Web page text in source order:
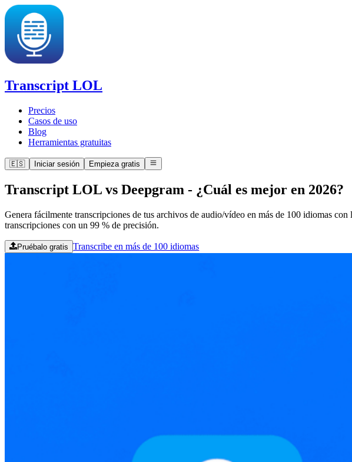
Transcript LOL
Precios
Casos de uso
Blog
Herramientas gratuitas
🇪🇸 Iniciar sesión Empieza gratis
Transcript LOL vs Deepgram - ¿Cuál es mejor en 2026?
Genera fácilmente transcripciones de tus archivos de audio/vídeo en más de 100 idiomas
transcripciones con un 99 % de precisión.
Pruébalo gratis Transcribe en más de 100 idiomas